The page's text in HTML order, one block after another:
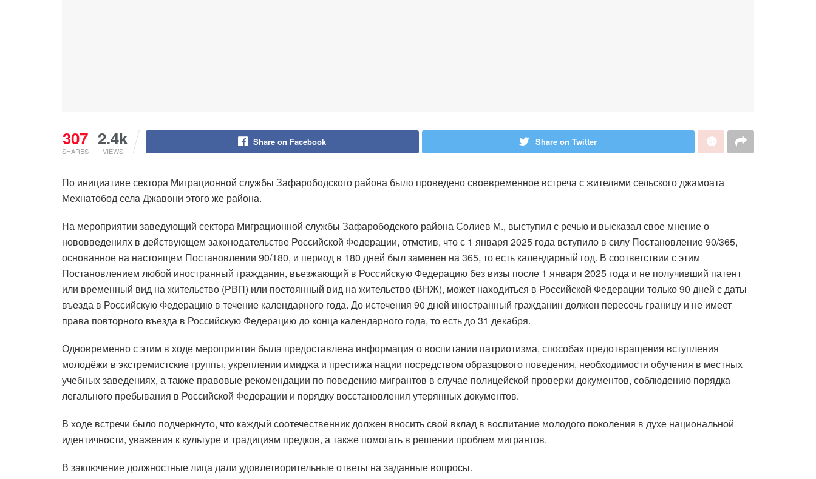
307
SHARES
2.4k
VIEWS
Share on Facebook Share on Twitter
По инициативе сектора Миграционной службы Зафарободского района было проведено своевременное встреча с жителями сельского джамоата
Мехнатобод села Джавони этого же района.
На мероприятии заведующий сектора Миграционной службы Зафарободского района Солиев М., выступил с речью и высказал свое мнение о
нововведениях в действующем законодательстве Российской Федерации, отметив, что с 1 января 2025 года вступило в силу Постановление 90/365,
основанное на настоящем Постановлении 90/180, и период в 180 дней был заменен на 365, то есть календарный год. В соответствии с этим
Постановлением любой иностранный гражданин, въезжающий в Российскую Федерацию без визы после 1 января 2025 года и не получивший патент
или временный вид на жительство (РВП) или постоянный вид на жительство (ВНЖ), может находиться в Российской Федерации только 90 дней с даты
въезда в Российскую Федерацию в течение календарного года. До истечения 90 дней иностранный гражданин должен пересечь границу и не имеет
права повторного въезда в Российскую Федерацию до конца календарного года, то есть до 31 декабря.
Одновременно с этим в ходе мероприятия была предоставлена ​​информация о воспитании патриотизма, способах предотвращения вступления
молодёжи в экстремистские группы, укреплении имиджа и престижа нации посредством образцового поведения, необходимости обучения в местных
учебных заведениях, а также правовые рекомендации по поведению мигрантов в случае полицейской проверки документов, соблюдению порядка
легального пребывания в Российской Федерации и порядку восстановления утерянных документов.
В ходе встречи было подчеркнуто, что каждый соотечественник должен вносить свой вклад в воспитание молодого поколения в духе национальной
идентичности, уважения к культуре и традициям предков, а также помогать в решении проблем мигрантов.
В заключение должностные лица дали удовлетворительные ответы на заданные вопросы.